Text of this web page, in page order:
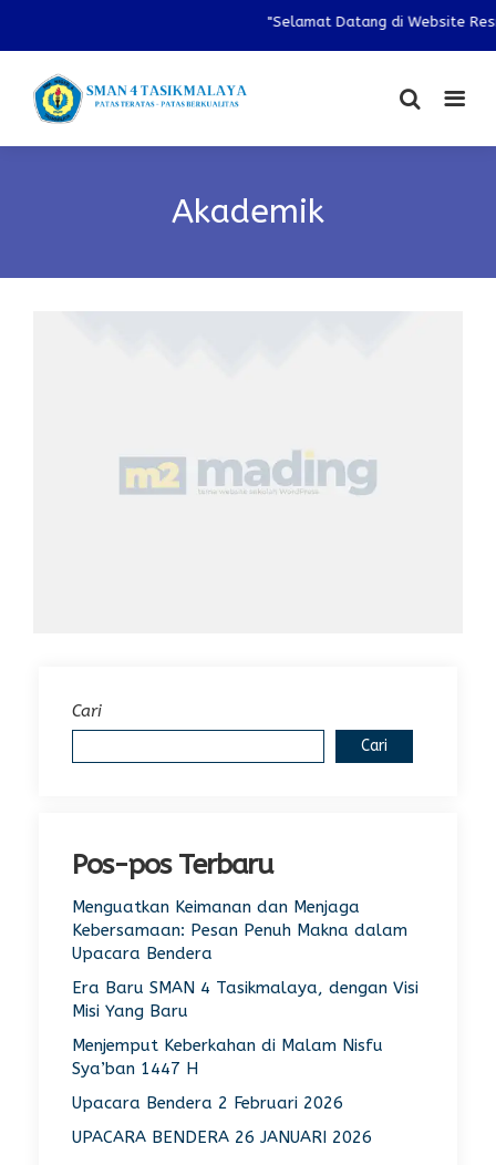
"Selamat Datang di Website
Akademik
Cari
Cari
Pos-pos Terbaru
Menguatkan Keimanan dan Menjaga
Kebersamaan: Pesan Penuh Makna dalam
Upacara Bendera
Era Baru SMAN 4 Tasikmalaya, dengan Visi
Misi Yang Baru
Menjemput Keberkahan di Malam Nisfu
Sya’ban 1447 H
Upacara Bendera 2 Februari 2026
UPACARA BENDERA 26 JANUARI 2026